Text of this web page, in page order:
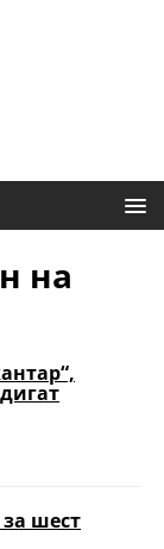
на
шест